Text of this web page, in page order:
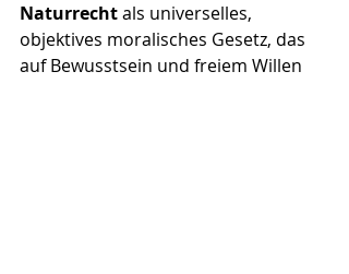
Naturrecht als universelles,
objektives moralisches Gesetz, das
auf Bewusstsein und freiem Willen